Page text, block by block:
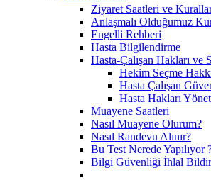
Ziyaret Saatleri ve
Anlaşmalı Olduğumuz
Engelli Rehberi
Hasta Bilgilendirme
Hasta-Çalışan Hakları ve
Hekim Seçme
Hasta Çalışan
Hasta Hakları
Muayene Saatleri
Nasıl Muayene Olurum?
Nasıl Randevu Alınır?
Bu Test Nerede Yapılıyor
Bilgi Güvenliği İhlal